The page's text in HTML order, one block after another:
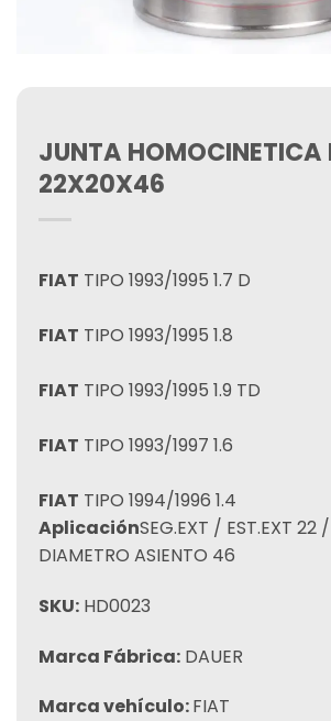
JUNTA HOMOCINETICA
22X20X46
FIAT TIPO 1993/1995 1.7 D
FIAT TIPO 1993/1995 1.8
FIAT TIPO 1993/1995 1.9 TD
FIAT TIPO 1993/1997 1.6
FIAT TIPO 1994/1996 1.4
AplicaciónSEG.EXT / EST.EXT 22
DIAMETRO ASIENTO 46
SKU: HD0023
Marca Fábrica: DAUER
Marca vehículo:FIAT